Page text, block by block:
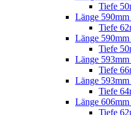
Tiefe
Länge
Tiefe
Länge
Tiefe
Länge
Tiefe
Länge
Tiefe
Länge
Tiefe